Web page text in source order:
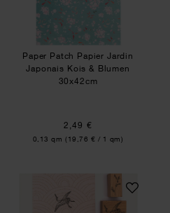
Paper Patch Papier Jardin
Japonais Kois & Blumen
30x42cm
2,49 €
Inhalt:
0,13 qm (19,76 € / 1 qm)
Jardin Japonais Wellen
Bastelanleitung